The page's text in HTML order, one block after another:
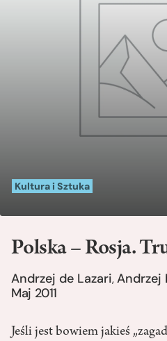
Kultura i Sztuka
Polska – Rosja.
Andrzej de Lazari,Andrzej
Maj 2011
Jeśli jest bowiem jakieś